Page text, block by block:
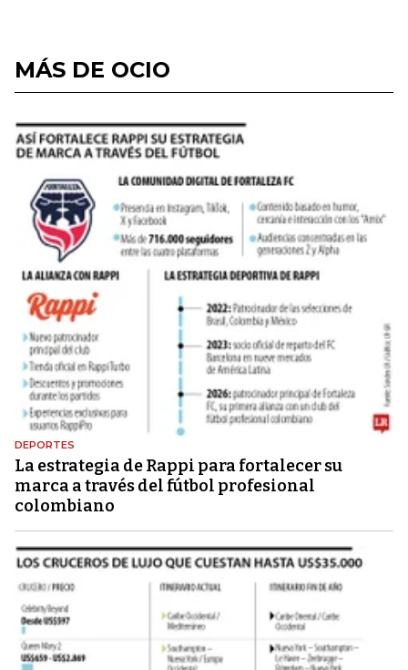
MÁS DE OCIO
DEPORTES
La estrategia de Rappi para fortalecer su
marca a través del fútbol profesional
colombiano